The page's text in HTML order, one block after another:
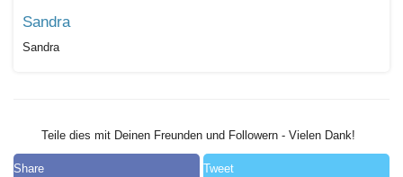
Sandra
Sandra
Teile dies mit Deinen Freunden und Followern - Vielen Dank!
Share Tweet